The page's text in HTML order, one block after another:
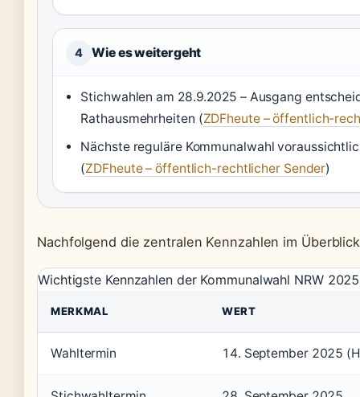
4 Wie es weitergeht
Stichwahlen am 28.9.2025 – Ausgang
Rathausmehrheiten (ZDFheute – öffentlich-
Nächste reguläre Kommunalwahl
(ZDFheute – öffentlich-rechtlicher Sender)
Nachfolgend die zentralen Kennzahlen im
Wichtigste Kennzahlen der Kommunalwahl NRW
MERKMAL WERT
Wahltermin 14. September 2025